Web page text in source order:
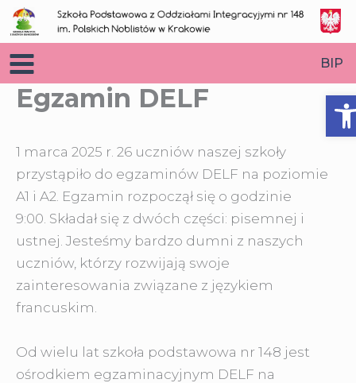
Przejdź
do
treści
BIP
Egzamin DELF
1 marca 2025 r. 26 uczniów naszej szkoły
przystąpiło do egzaminów DELF na poziomie
A1 i A2. Egzamin rozpoczął się o godzinie
9:00. Składał się z dwóch części: pisemnej i
ustnej. Jesteśmy bardzo dumni z naszych
uczniów, którzy rozwijają swoje
zainteresowania związane z językiem
francuskim.
Od wielu lat szkoła podstawowa nr 148 jest
ośrodkiem egzaminacyjnym DELF na